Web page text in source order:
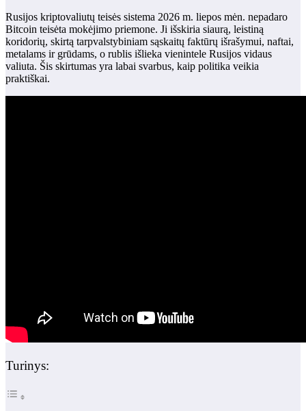
Rusijos kriptovaliutų teisės sistema 2026 m. liepos mėn. nepadaro
Bitcoin teisėta mokėjimo priemone. Ji išskiria siaurą, leistiną
koridorių, skirtą tarpvalstybiniam sąskaitų faktūrų išrašymui, naftai,
metalams ir grūdams, o rublis išlieka vienintele Rusijos vidaus
valiuta. Šis skirtumas yra labai svarbus, kaip politika veikia
praktiškai.
Turinys: